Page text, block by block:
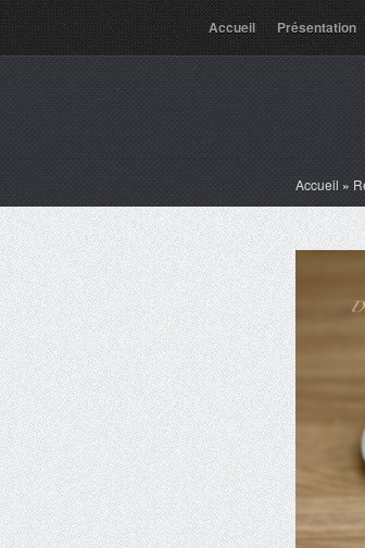
Accueil Présentation
Accueil »